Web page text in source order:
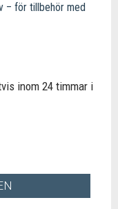
– för tillbehör med
inom 24 timmar i